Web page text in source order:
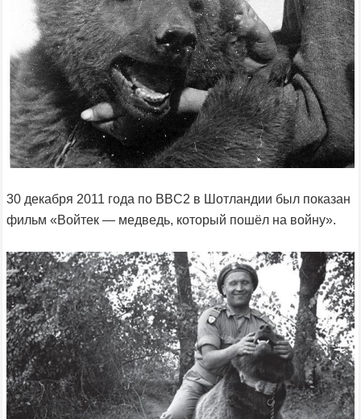
30 декабря 2011 года по BBC2 в Шотландии был показан
фильм «Войтек — медведь, который пошёл на войну».